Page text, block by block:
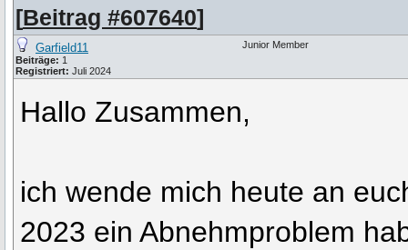
[Beitrag #607640]
Garfield11
Beiträge: 1
Registriert: Juli 2024
Junior Member
Hallo Zusammen,
ich wende mich heute an
2023 ein Abnehmproblem